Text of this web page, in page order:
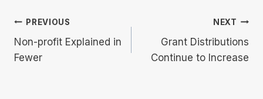
Post
Navigation
PREVIOUS
Non-profit Explained in
Fewer
NEXT
Grant Distributions
Continue to Increase